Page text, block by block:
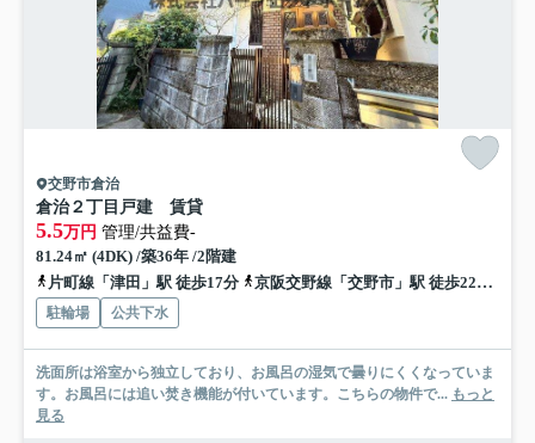
交野市倉治
倉治２丁目戸建 賃貸
5.5万円 管理/共益費-
81.24㎡ (4DK) /築36年 /2階建
片町線「津田」駅 徒歩17分
京阪交野線「交野市」駅 徒歩22分
駐輪場 公共下水
洗面所は浴室から独立しており、お風呂の湿気で曇りにくくなっていま
す。お風呂には追い焚き機能が付いています。こちらの物件で... もっと
見る